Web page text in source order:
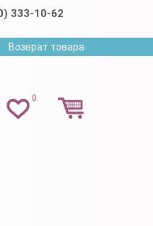
333-10-62
Возврат товара
0